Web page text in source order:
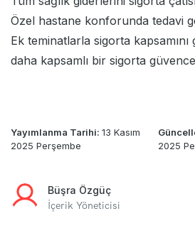
Özel hastane konforunda tedavi
Ek teminatlarla sigorta
daha kapsamlı bir sigorta
Yayımlanma Tarihi: 13 Kasım
2025 Perşembe
2025
Büşra Özgüç
İçerik Yöneticisi